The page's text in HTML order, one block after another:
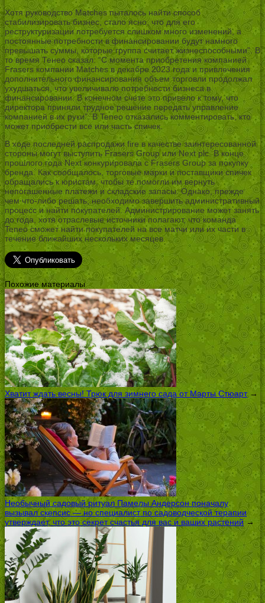
Хотя руководство Matches пыталось найти способ
стабилизировать бизнес, стало ясно, что для его
реструктуризации потребуется слишком много изменений, а
постоянные потребности в финансировании будут намного
превышать суммы, которые группа считает жизнеспособными”. В
то время Тенео сказал: “С момента приобретения компанией
Frasers компании Matches в декабре 2023 года и привлечения
дополнительного финансирования объем торговли продолжал
ухудшаться, что увеличивало потребности бизнеса в
финансировании. В конечном счете это привело к тому, что
директора приняли трудное решение передать управление
компанией в их руки”. В Teneo отказались комментировать, кто
может приобрести все или часть спичек.
В ходе последней распродажи fire в качестве заинтересованной
стороны могут выступить Frasers Group или Next plc. В конце
прошлого года Next конкурировала с Frasers Group за покупку
бренда. Как сообщалось, торговые марки и поставщики спичек
обращались к юристам, чтобы те помогли им вернуть
непогашенные платежи и складские запасы. Однако, прежде
чем что-либо решать, необходимо завершить административный
процесс и найти покупателей. Администрирование может занять
до года, хотя отраслевые источники полагают, что команда
Teneo сможет найти покупателей на все матчи или их части в
течение ближайших нескольких месяцев.
Похожие материалы
Хватит ждать весны! Трюк для зимнего сада от Марты Стюарт→
Необычный садовый ритуал Памелы Андерсон поначалу
вызывал скепсис — но специалист по садоводческой терапии
утверждает, что это секрет счастья для вас и ваших растений →